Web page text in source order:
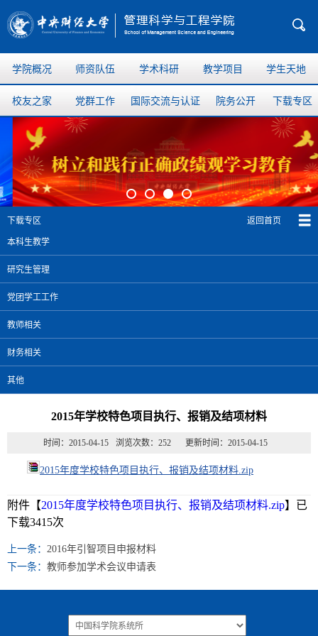
学院概况 师资队伍 学术科研 教学项目 学生天地
校友之家 党群工作 国际交流与认证 院务公开 下载专区
下载专区 返回首页
本科生教学
研究生管理
党团学工工作
教师相关
财务相关
其他
2015年学校特色项目执行、报销及结项材料
时间：2015-04-15 浏览次数： 252 更新时间：2015-04-15
2015年度学校特色项目执行、报销及结项材料.zip
附件【2015年度学校特色项目执行、报销及结项材料.zip】已
下载3415次
上一条： 2016年引智项目申报材料
下一条： 教师参加学术会议申请表